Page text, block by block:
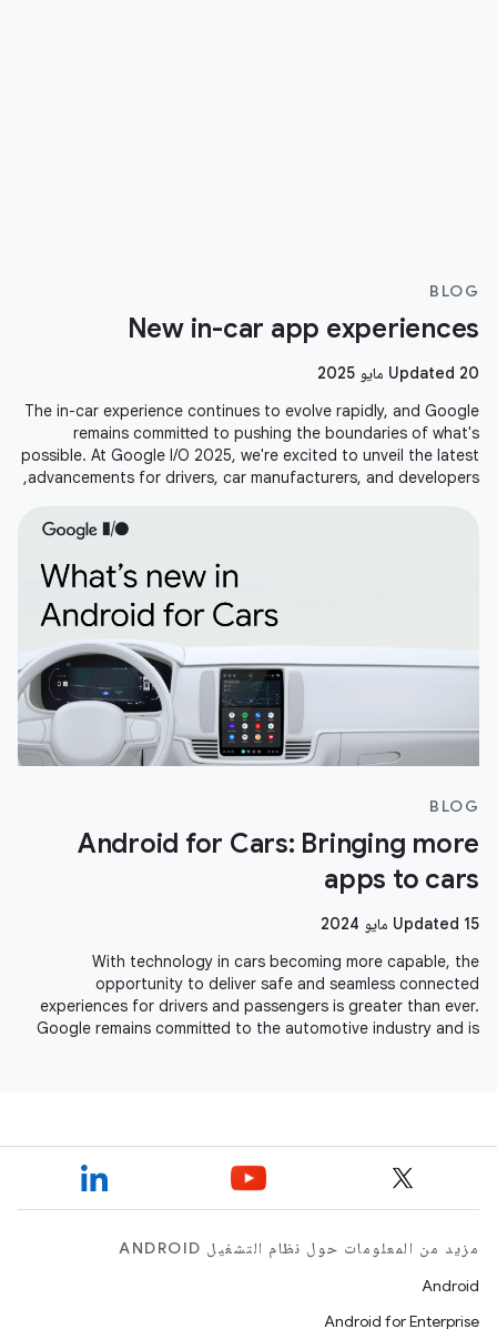
BLOG
New in-car app experiences
Updated 20 مايو 2025
The in-car experience continues to evolve rapidly, and Google
remains committed to pushing the boundaries of what's
possible. At Google I/O 2025, we're excited to unveil the latest
advancements for drivers, car manufacturers, and developers,
BLOG
Android for Cars: Bringing more
apps to cars
Updated 15 مايو 2024
With technology in cars becoming more capable, the
opportunity to deliver safe and seamless connected
experiences for drivers and passengers is greater than ever.
Google remains committed to the automotive industry and is
مزيد من المعلومات حول نظام التشغيل ANDROID
Android
Android for Enterprise